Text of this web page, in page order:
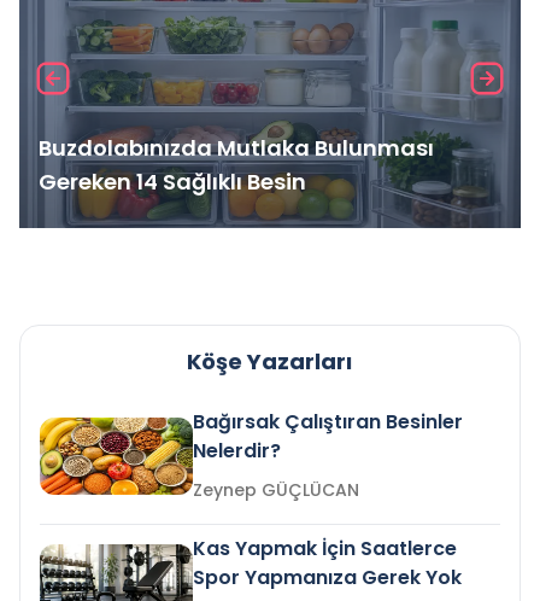
Buzdolabınızda Mutlaka Bulunması
Gereken 14 Sağlıklı Besin
Köşe Yazarları
Bağırsak Çalıştıran Besinler
Nelerdir?
Zeynep GÜÇLÜCAN
Kas Yapmak İçin Saatlerce
Spor Yapmanıza Gerek Yok